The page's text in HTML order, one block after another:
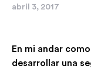
abril 3, 2017
En mi andar
desarrollar una